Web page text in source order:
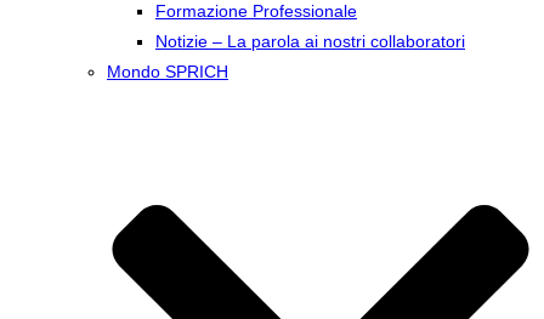
Formazione Professionale
Notizie – La parola ai nostri collaboratori
Mondo SPRICH